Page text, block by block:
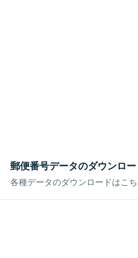
郵便番号データのダウンロ
各種データのダウンロードはこ